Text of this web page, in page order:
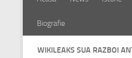
Biografie
WIKILEAKS SUA RAZBOI